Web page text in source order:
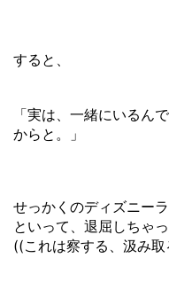
すると、
「実は、一緒にいるん
からと。」
せっかくのディズニー
といって、退屈しちゃ
((これは察する、汲み取